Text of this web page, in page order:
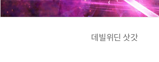
데빌위딘 삿갓